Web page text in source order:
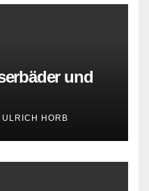
und
ULRICH HORB